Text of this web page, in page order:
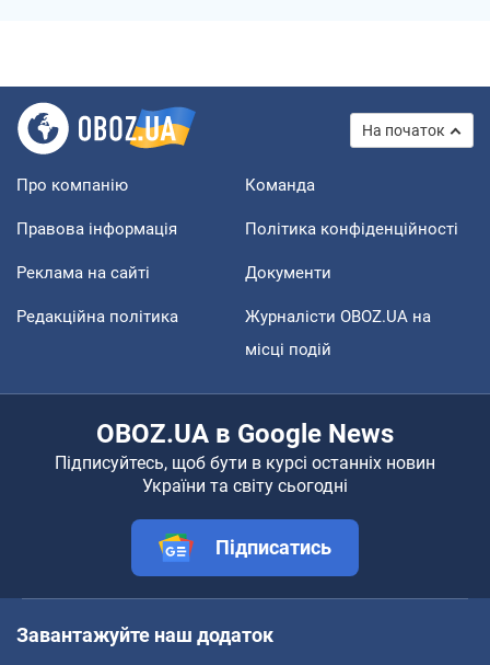
На початок
Про компанію Команда
Правова інформація Політика конфіденційності
Реклама на сайті Документи
Редакційна політика
Журналісти OBOZ.UA на
місці подій
OBOZ.UA в Google News
Підписуйтесь, щоб бути в курсі останніх новин
України та світу сьогодні
Підписатись
Завантажуйте наш додаток